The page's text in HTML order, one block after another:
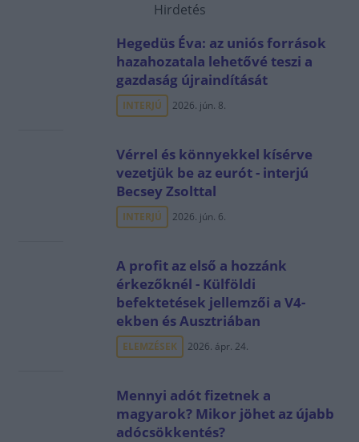
Hirdetés
Hegedüs Éva: az uniós források
hazahozatala lehetővé teszi a
gazdaság újraindítását
INTERJÚ 2026. jún. 8.
Vérrel és könnyekkel kísérve
vezetjük be az eurót - interjú
Becsey Zsolttal
INTERJÚ 2026. jún. 6.
A profit az első a hozzánk
érkezőknél - Külföldi
befektetések jellemzői a V4-
ekben és Ausztriában
ELEMZÉSEK 2026. ápr. 24.
Mennyi adót fizetnek a
magyarok? Mikor jöhet az újabb
adócsökkentés?